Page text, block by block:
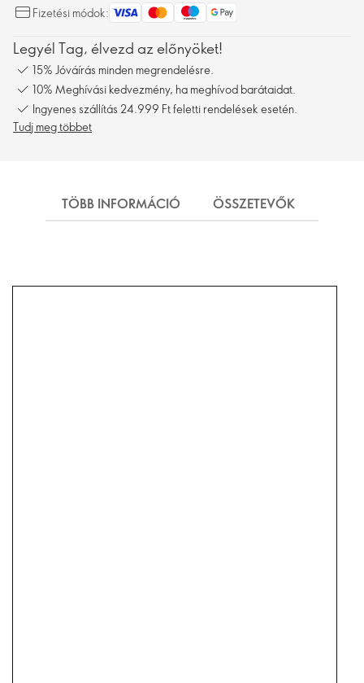
Fizetési módok:
Legyél Tag, élvezd az előnyöket!
15% Jóváírás minden megrendelésre.
10% Meghívási kedvezmény, ha meghívod barátaidat.
Ingyenes szállítás 24.999 Ft feletti rendelések esetén.
Tudj meg többet
TÖBB INFORMÁCIÓ ÖSSZETEVŐK